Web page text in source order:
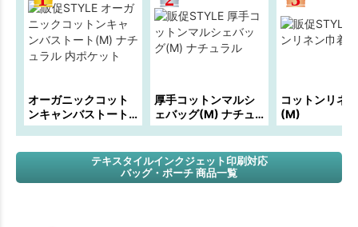
オーガニックコット
ンキャンバストート
(M) ナチュラル 内ポ
厚手コットンマルシ
ェバッグ(M) ナチュ
ラル
コットンリネ
(M)
テキスタイルインクジェット印刷対応
バッグ・ポーチ 商品一覧